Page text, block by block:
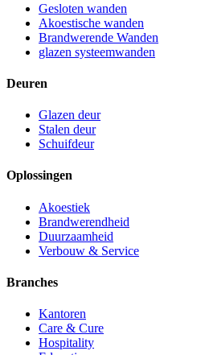
Gesloten wanden
Akoestische wanden
Brandwerende Wanden
glazen systeemwanden
Deuren
Glazen deur
Stalen deur
Schuifdeur
Oplossingen
Akoestiek
Brandwerendheid
Duurzaamheid
Verbouw & Service
Branches
Kantoren
Care & Cure
Hospitality